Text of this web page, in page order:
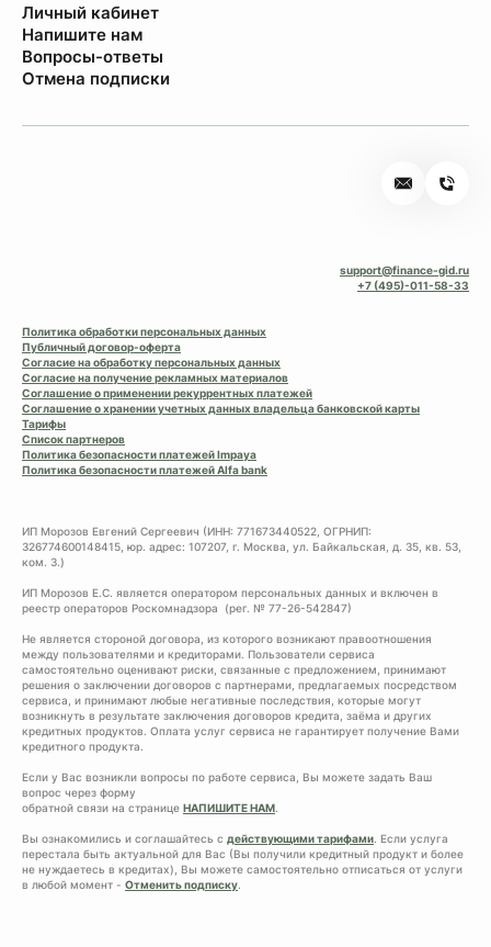
Личный кабинет
Напишите нам
Вопросы-ответы
Отмена подписки
support@finance-gid.ru
+7 (495)-011-58-33
Политика обработки персональных данных
Публичный договор-оферта
Согласие на обработку персональных данных
Согласие на получение рекламных материалов
Соглашение о применении рекуррентных платежей
Соглашение о хранении учетных данных владельца банковской карты
Тарифы
Список партнеров
Политика безопасности платежей Impaya
Политика безопасности платежей Alfa bank
ИП Морозов Евгений Сергеевич (ИНН: 771673440522, ОГРНИП:
326774600148415, юр. адрес: 107207, г. Москва, ул. Байкальская, д. 35, кв. 53,
ком. 3.)
ИП Морозов Е.С. является оператором персональных данных и включен в
реестр операторов Роскомнадзора (рег. № 77-26-542847)
Не является стороной договора, из которого возникают правоотношения
между пользователями и кредиторами. Пользователи сервиса
самостоятельно оценивают риски, связанные с предложением, принимают
решения о заключении договоров с партнерами, предлагаемых посредством
сервиса, и принимают любые негативные последствия, которые могут
возникнуть в результате заключения договоров кредита, заёма и других
кредитных продуктов. Оплата услуг сервиса не гарантирует получение Вами
кредитного продукта.
Если у Вас возникли вопросы по работе сервиса, Вы можете задать Ваш
вопрос через форму
обратной связи на странице НАПИШИТЕ НАМ.
Вы ознакомились и соглашайтесь с действующими тарифами. Если услуга
перестала быть актуальной для Вас (Вы получили кредитный продукт и более
не нуждаетесь в кредитах), Вы можете самостоятельно отписаться от услуги
в любой момент - Отменить подписку.